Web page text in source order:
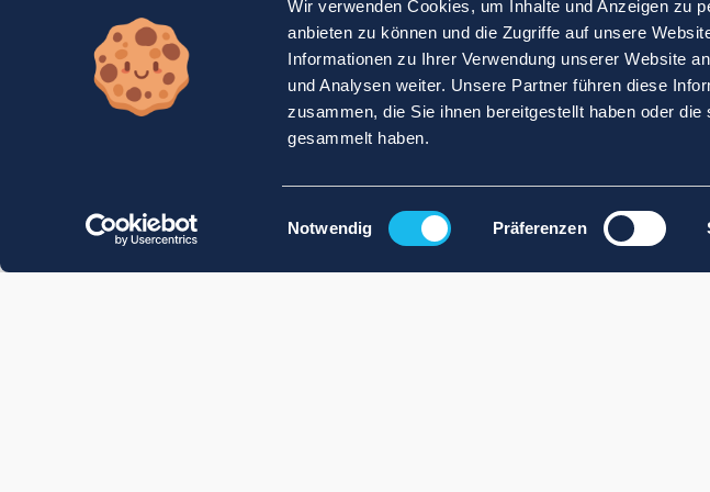
Wir verwenden Cookies, um Inhalte und Anzeigen zu
anbieten zu können und die Zugriffe auf unsere
Informationen zu Ihrer Verwendung unserer Website
und Analysen weiter. Unsere Partner führen diese
zusammen, die Sie ihnen bereitgestellt haben oder
gesammelt haben.
Einwilligungsauswahl
Notwendig Präferenzen